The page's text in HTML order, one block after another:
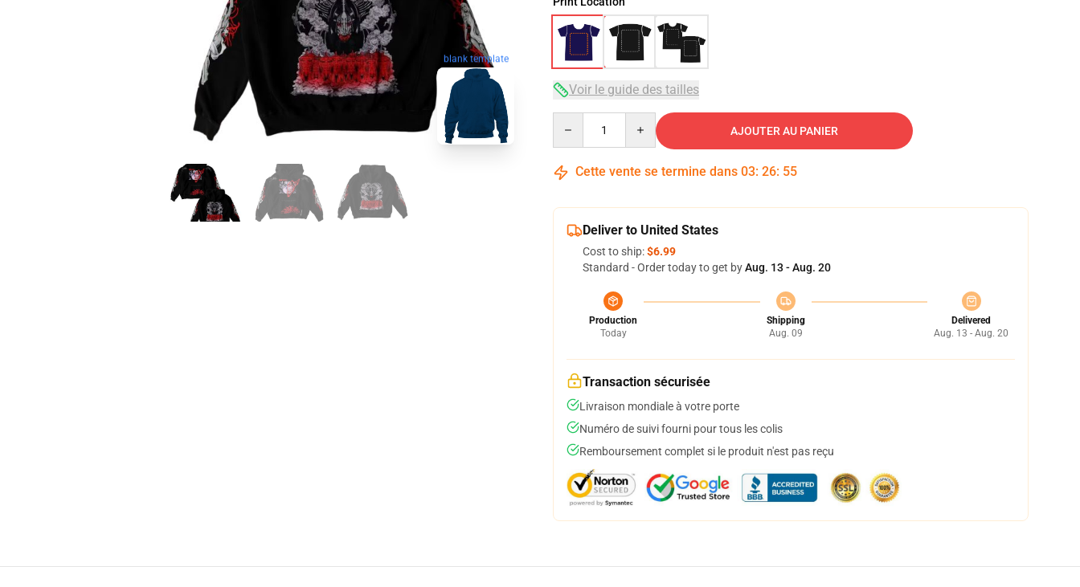
blank template
Voir le guide des tailles
AJOUTER AU PANIER
Cette vente se termine dans 03: 26: 54
Deliver to United States
Cost to ship:$6.99
Standard - Order today to get byAug. 13 - Aug. 20
Production
Today
Shipping
Aug. 09
Delivered
Aug. 13 - Aug. 20
Transaction sécurisée
Livraison mondiale à votre porte
Numéro de suivi fourni pour tous les colis
Remboursement complet si le produit n'est pas reçu